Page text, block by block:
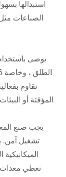
استبدالها
الصناعات مثل
يوصى باستخدام
تقاوم
المؤقتة أو
يجب صنع